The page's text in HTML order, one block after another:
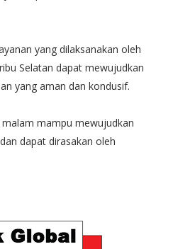
yang dilaksanakan oleh
Selatan dapat mewujudkan
yang aman dan kondusif.
mampu mewujudkan
dapat dirasakan oleh